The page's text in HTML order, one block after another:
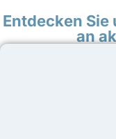
Entdecken
an